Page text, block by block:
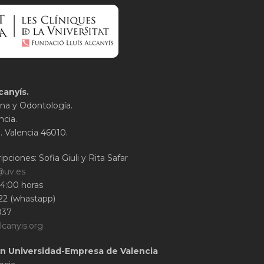
y Odontología.
Valencia 46010.
Sofia Giuli y Rita Safar
horas
(whastapp)
Universidad-Empresa de Valencia